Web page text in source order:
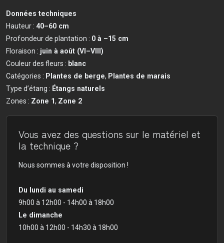
Données techniques
Hauteur : 40–60 cm
Profondeur de plantation : 0 à –15 cm
Floraison : juin à août (VI–VIII)
Couleur des fleurs : blanc
Catégories : Plantes de berge, Plantes de marais
Type d’étang : Étangs naturels
Zones : Zone 1, Zone 2
Vous avez des questions sur le matériel et
la technique ?
Nous sommes à votre disposition !
Du lundi au samedi
9h00 à 12h00 - 14h00 à 18h00
Le dimanche
10h00 à 12h00 - 14h30 à 18h00